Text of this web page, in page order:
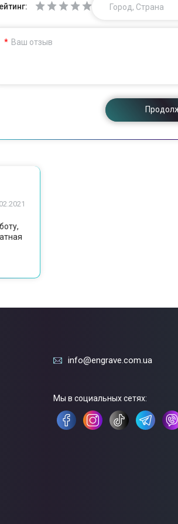
Город, Страна
Ваш отзыв
info@engrave.com.ua
Мы в социальных сетях: